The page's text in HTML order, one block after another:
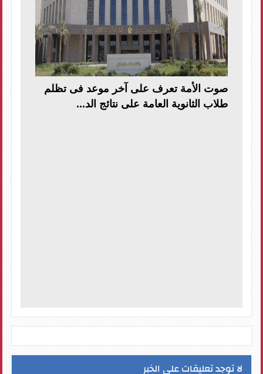
صوت الأمة تعرف على آخر موعد فى تظلم
طلاب الثانوية العامة على نتائج الد...
لا توجد تعليقات على الخبر